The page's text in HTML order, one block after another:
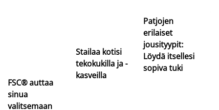
FSC® auttaa
sinua
valitsemaan
Stailaa kotisi
tekokukilla ja -
kasveilla
Patjojen
erilaiset
jousityypit:
Löydä itsellesi
sopiva tuki